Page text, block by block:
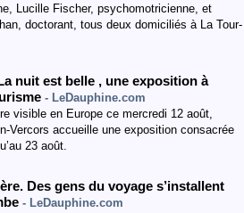
Lucille Fischer, psychomotricienne, et
doctorant, tous deux domiciliés à La Tour-
nuit est belle , une exposition à
- LeDauphine.com
visible en Europe ce mercredi 12 août,
Vercors accueille une exposition consacrée
23 août.
Des gens du voyage s’installent
- LeDauphine.com